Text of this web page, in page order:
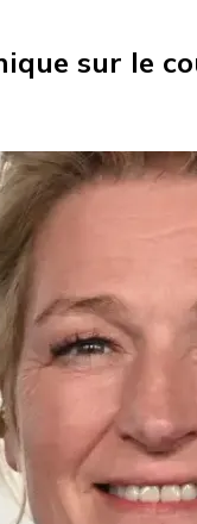
sur le